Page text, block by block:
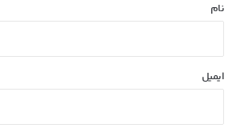
نام
ایمیل